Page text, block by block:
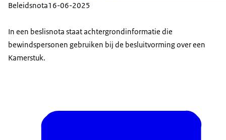
Beleidsnota16-06-2025
In een beslisnota staat achtergrondinformatie die
bewindspersonen gebruiken bij de besluitvorming over een
Kamerstuk.